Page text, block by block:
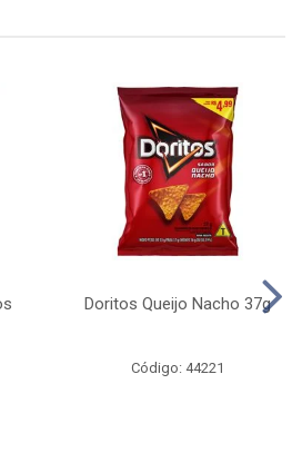
Doritos Queijo Nacho 37g
Código: 44221